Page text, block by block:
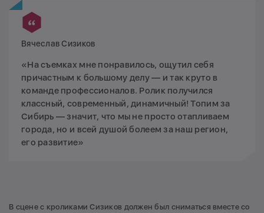
Вячеслав Сизиков
«На съемках мне понравилось, ощутил себя
причастным к большому делу — и так круто в
команде профессионалов. Ролик получился
классный, современный, динамичный! Топим за
Сибирь — значит, что мы не просто отапливаем
города, но и всей душой болеем за наш регион,
его развитие»
В сцене с кроликами Сизиков должен был сниматься вместе со